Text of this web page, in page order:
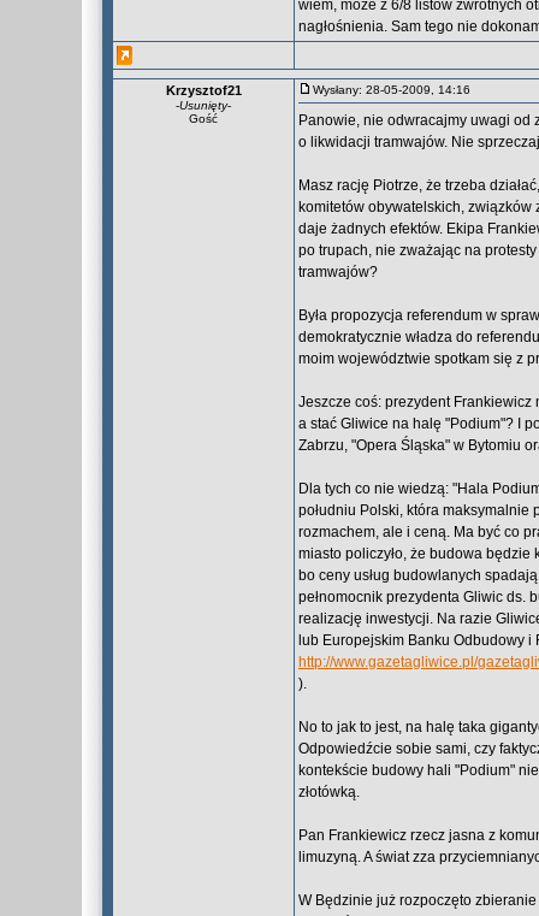
wiem, może z 6/8 listów zwrotnych
nagłośnienia. Sam tego nie
Krzysztof21
-Usunięty-
Gość
Wysłany: 28-05-2009, 14:16
Panowie, nie odwracajmy uwagi od
o likwidacji tramwajów. Nie
Masz rację Piotrze, że trzeba
komitetów obywatelskich, związków
daje żadnych efektów. Ekipa
po trupach, nie zważając na
tramwajów?
Była propozycja referendum w
demokratycznie władza do
moim województwie spotkam się z
Jeszcze coś: prezydent
a stać Gliwice na halę "Podium"? I
Zabrzu, "Opera Śląska" w Bytomiu
Dla tych co nie wiedzą: "Hala
południu Polski, która maksymalnie
rozmachem, ale i ceną. Ma być co
miasto policzyło, że budowa będzie
bo ceny usług budowlanych
pełnomocnik prezydenta Gliwic ds.
realizację inwestycji. Na razie
lub Europejskim Banku Odbudowy
http://www.gazetagliwice.pl/
).
No to jak to jest, na halę taka
Odpowiedźcie sobie sami, czy
kontekście budowy hali "Podium"
złotówką.
Pan Frankiewicz rzecz jasna z
limuzyną. A świat zza
W Będzinie już rozpoczęto